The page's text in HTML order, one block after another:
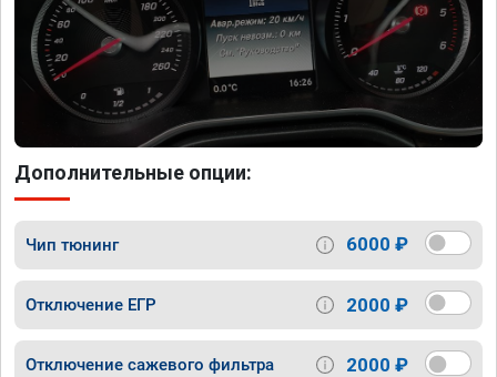
Дополнительные опции:
Чип тюнинг 6000 ₽
Отключение ЕГР 2000 ₽
Отключение сажевого фильтра 2000 ₽